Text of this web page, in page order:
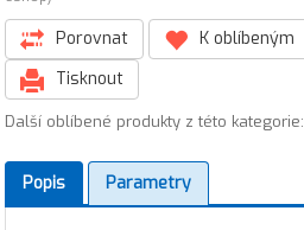
Porovnat K oblíbeným
Tisknout
Další oblíbené produkty z této kategorie:
Popis Parametry